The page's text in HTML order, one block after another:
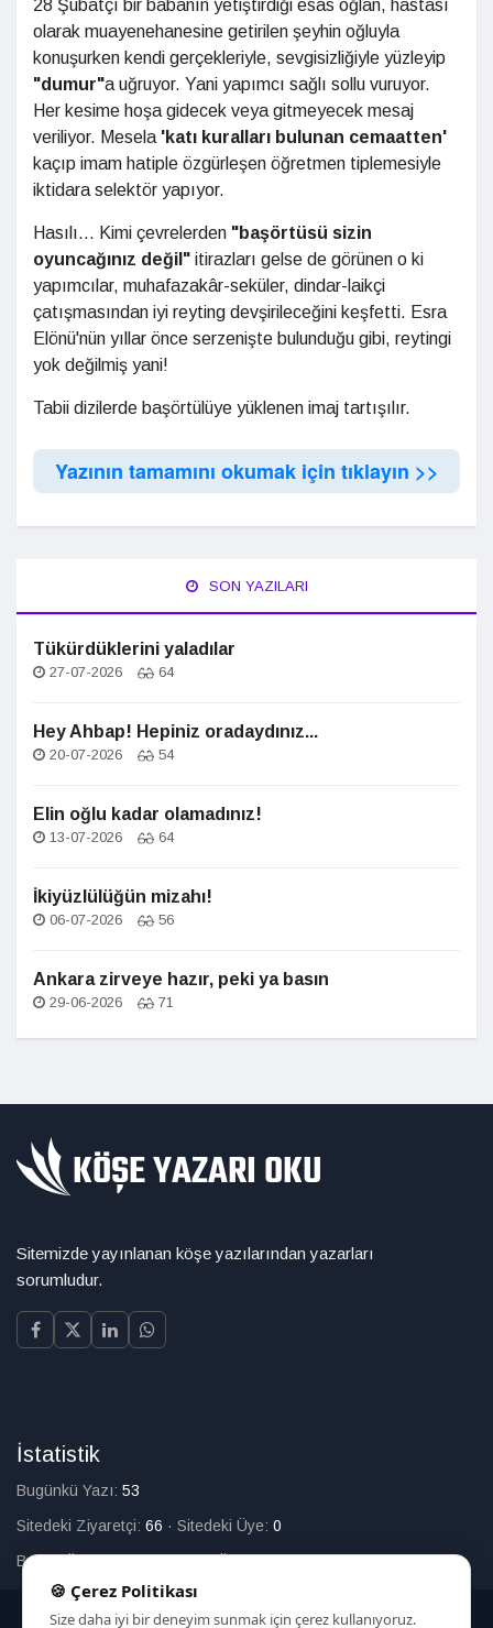
28 Şubatçı bir babanın yetiştirdiği esas oğlan, hastası
olarak muayenehanesine getirilen şeyhin oğluyla
konuşurken kendi gerçekleriyle, sevgisizliğiyle yüzleyip
"dumur"a uğruyor. Yani yapımcı sağlı sollu vuruyor.
Her kesime hoşa gidecek veya gitmeyecek mesaj
veriliyor. Mesela 'katı kuralları bulunan cemaatten'
kaçıp imam hatiple özgürleşen öğretmen tiplemesiyle
iktidara selektör yapıyor.
Hasılı... Kimi çevrelerden "başörtüsü sizin
oyuncağınız değil" itirazları gelse de görünen o ki
yapımcılar, muhafazakâr-seküler, dindar-laikçi
çatışmasından iyi reyting devşirileceğini keşfetti. Esra
Elönü'nün yıllar önce serzenişte bulunduğu gibi, reytingi
yok değilmiş yani!
Tabii dizilerde başörtülüye yüklenen imaj tartışılır.
Yazının tamamını okumak için tıklayın >>
SON YAZILARI
Tükürdüklerini yaladılar
27-07-2026 64
Hey Ahbap! Hepiniz oradaydınız...
20-07-2026 54
Elin oğlu kadar olamadınız!
13-07-2026 64
İkiyüzlülüğün mizahı!
06-07-2026 56
Ankara zirveye hazır, peki ya basın
29-06-2026 71
Sitemizde yayınlanan köşe yazılarından yazarları
sorumludur.
İstatistik
Bugünkü Yazı: 53
Sitedeki Ziyaretçi: 66 · Sitedeki Üye: 0
Bugün Üye Olan:0·Toplam Üye:226
🍪 Çerez Politikası
Size daha iyi bir deneyim sunmak için çerez kullanıyoruz.